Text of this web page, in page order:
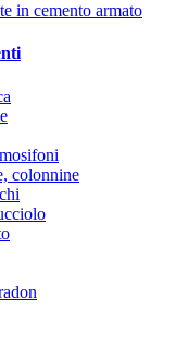
in cemento armato
colonnine